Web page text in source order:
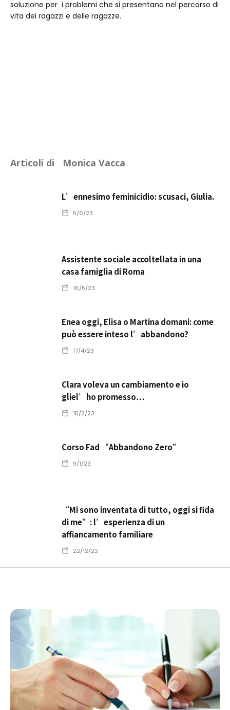
soluzione per i problemi che si presentano nel percorso di
vita dei ragazzi e delle ragazze.
Articoli di Monica Vacca
L’ennesimo feminicidio: scusaci, Giulia.
5/6/23
Assistente sociale accoltellata in una
casa famiglia di Roma
16/5/23
Enea oggi, Elisa o Martina domani: come
può essere inteso l’abbandono?
17/4/23
Clara voleva un cambiamento e io
gliel’ho promesso…
15/2/23
Corso Fad “Abbandono Zero”
9/1/23
“Mi sono inventata di tutto, oggi si fida
di me”: l’esperienza di un
affiancamento familiare
22/12/22